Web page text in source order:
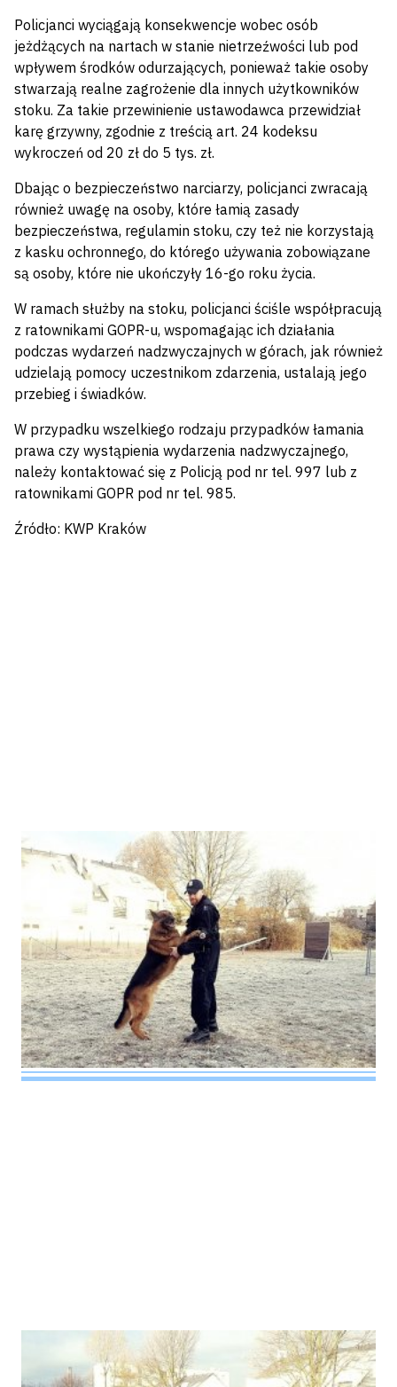
Policjanci wyciągają konsekwencje wobec osób
jeżdżących na nartach w stanie nietrzeźwości lub pod
wpływem środków odurzających, ponieważ takie osoby
stwarzają realne zagrożenie dla innych użytkowników
stoku. Za takie przewinienie ustawodawca przewidział
karę grzywny, zgodnie z treścią art. 24 kodeksu
wykroczeń od 20 zł do 5 tys. zł.
Dbając o bezpieczeństwo narciarzy, policjanci zwracają
również uwagę na osoby, które łamią zasady
bezpieczeństwa, regulamin stoku, czy też nie korzystają
z kasku ochronnego, do którego używania zobowiązane
są osoby, które nie ukończyły 16-go roku życia.
W ramach służby na stoku, policjanci ściśle współpracują
z ratownikami GOPR-u, wspomagając ich działania
podczas wydarzeń nadzwyczajnych w górach, jak również
udzielają pomocy uczestnikom zdarzenia, ustalają jego
przebieg i świadków.
W przypadku wszelkiego rodzaju przypadków łamania
prawa czy wystąpienia wydarzenia nadzwyczajnego,
należy kontaktować się z Policją pod nr tel. 997 lub z
ratownikami GOPR pod nr tel. 985.
Źródło: KWP Kraków